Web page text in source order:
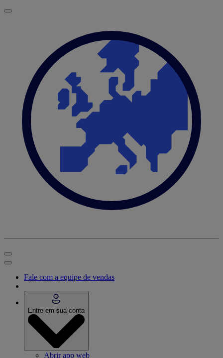
Fale com a equipe de vendas
Entre em sua conta
Abrir app web